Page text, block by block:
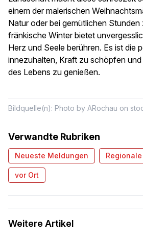
einem der malerischen
Natur oder bei gemütlichen Stunden
fränkische Winter bietet
Herz und Seele berühren. Es ist die
innezuhalten, Kraft zu schöpfen
des Lebens zu genießen.
Bildquelle(n): Photo by ARochau on
Verwandte Rubriken
Neueste Meldungen
vor Ort
Weitere Artikel